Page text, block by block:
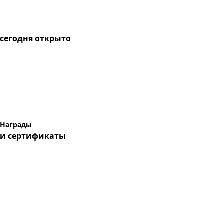
сегодняоткрыто
Награды
и сертификаты